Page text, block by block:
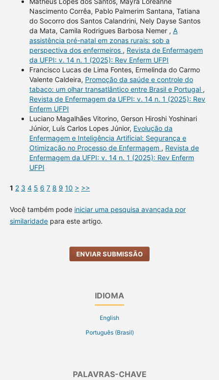
Nascimento Corrêa, Pablo Palmerim Santana, Tatiana
do Socorro dos Santos Calandrini, Nely Dayse Santos
da Mata, Camila Rodrigues Barbosa Nemer , A
assistência pré-natal em zonas rurais: sob a
perspectiva dos enfermeiros , Revista de Enfermagem
da UFPI: v. 14 n. 1 (2025): Rev Enferm UFPI
Francisco Lucas de Lima Fontes, Ermelinda do Carmo
Valente Caldeira, Promoção da saúde e controle do
tabaco: um olhar transatlântico entre Brasil e Portugal ,
Revista de Enfermagem da UFPI: v. 14 n. 1 (2025): Rev
Enferm UFPI
Luciano Magalhães Vitorino, Gerson Hiroshi Yoshinari
Júnior, Luís Carlos Lopes Júnior, Evolução da
Enfermagem e Inteligência Artificial: Segurança e
Otimização no Processo de Enfermagem , Revista de
Enfermagem da UFPI: v. 14 n. 1 (2025): Rev Enferm
UFPI
1 2 3 4 5 6 7 8 9 10 > >>
Você também pode iniciar uma pesquisa avançada por
similaridadepara este artigo.
ENVIAR SUBMISSÃO
IDIOMA
English
Português (Brasil)
PALAVRAS-CHAVE